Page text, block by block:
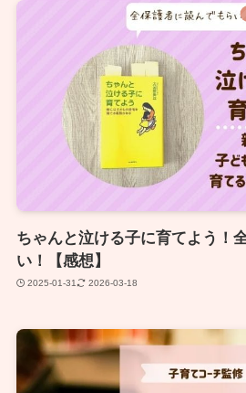
ちゃんと泣ける子に育てよう！
い！【感想】
2025-01-31 2026-03-18